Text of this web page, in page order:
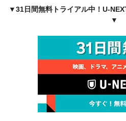
▼31日間無料トライアル中！U-
▼